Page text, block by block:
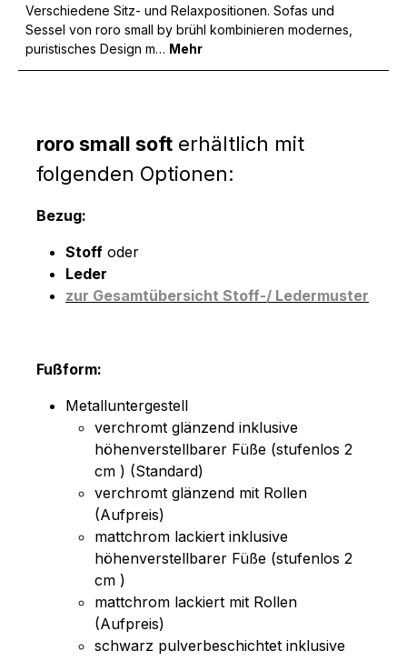
Verschiedene Sitz- und Relaxpositionen. Sofas und
Sessel von roro small by brühl kombinieren modernes,
puristisches Design m… Mehr
roro small soft erhältlich mit
folgenden Optionen:
Bezug:
Stoff oder
Leder
zur Gesamtübersicht Stoff-/ Ledermuster
Fußform:
Metalluntergestell
verchromt glänzend inklusive
höhenverstellbarer Füße (stufenlos 2
cm ) (Standard)
verchromt glänzend mit Rollen
(Aufpreis)
mattchrom lackiert inklusive
höhenverstellbarer Füße (stufenlos 2
cm )
mattchrom lackiert mit Rollen
(Aufpreis)
schwarz pulverbeschichtet inklusive